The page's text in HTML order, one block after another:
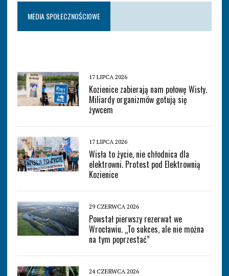
MEDIA SPOŁECZNOŚCIOWE
17 LIPCA 2026
Kozienice zabierają nam połowę Wisły.
Miliardy organizmów gotują się
żywcem
17 LIPCA 2026
Wisła to życie, nie chłodnica dla
elektrowni. Protest pod Elektrownią
Kozienice
29 CZERWCA 2026
Powstał pierwszy rezerwat we
Wrocławiu. „To sukces, ale nie można
na tym poprzestać”
24 CZERWCA 2026